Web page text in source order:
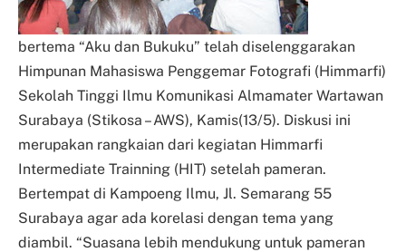
bertema “Aku dan Bukuku” telah diselenggarakan
Himpunan Mahasiswa Penggemar Fotografi (Himmarfi)
Sekolah Tinggi Ilmu Komunikasi Almamater Wartawan
Surabaya (Stikosa – AWS), Kamis(13/5). Diskusi ini
merupakan rangkaian dari kegiatan Himmarfi
Intermediate Trainning (HIT) setelah pameran.
Bertempat di Kampoeng Ilmu, Jl. Semarang 55
Surabaya agar ada korelasi dengan tema yang
diambil. “Suasana lebih mendukung untuk pameran